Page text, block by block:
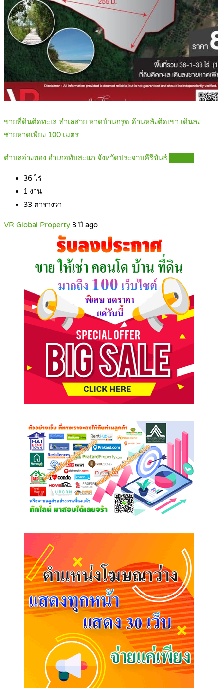
ขายที่ดินติดทะเล ทำเลสวย หาดบ้านกรูด ด้านหลังติดเขา เดินลง
ชายหาดเพียง 100 เมตร
ตำบลอ่างทอง อำเภอทับสะแก จังหวัดประจวบคีรีขันธ์
36ไร่
1 งาน
33 ตารางวา
VR Global Property 3 ปี ago